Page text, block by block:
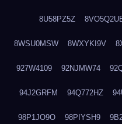
8U58PZ5Z
8WSU0MSW 8WXYKI9V
927W4109 92NJMW74
94J2GRFM 94Q772HZ
98P1JO9O 98PIYSH9